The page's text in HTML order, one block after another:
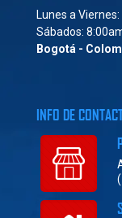
Lunes a
Sábados:
Bogotá -
INFO DE